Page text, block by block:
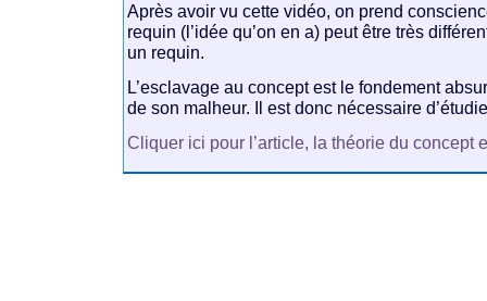
Après avoir vu cette vidéo, on prend
requin (l’idée qu’on en a) peut être très
un requin.
L’esclavage au concept est le fondement
de son malheur. Il est donc nécessaire
Cliquer ici pour l’article, la théorie du concept